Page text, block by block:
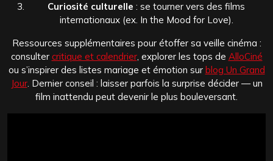
Curiosité culturelle : se tourner vers des films
internationaux (ex. In the Mood for Love).
Ressources supplémentaires pour étoffer sa veille cinéma :
consulter critique et calendrier, explorer les tops de AlloCiné
ou s’inspirer des listes mariage et émotion sur blog Un Grand
Jour. Dernier conseil : laisser parfois la surprise décider — un
film inattendu peut devenir le plus bouleversant.